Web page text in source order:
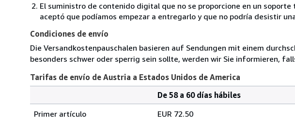
El suministro de contenido digital que no se proporcione en un soporte
aceptó que podíamos empezar a entregarlo y que no podría desistir
Condiciones de envío
Die Versandkostenpauschalen basieren auf Sendungen mit einem
besonders schwer oder sperrig sein sollte, werden wir Sie informieren,
Tarifas de envío de Austria a Estados Unidos de America
depedido
De 58 a 60 días hábiles
Primer artículo
EUR 72.50